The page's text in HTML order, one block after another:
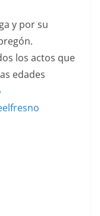
y por su
los actos que
edades